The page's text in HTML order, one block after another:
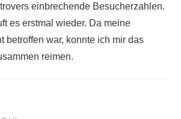
einbrechende Besucherzahlen.
es erstmal wieder. Da meine
betroffen war, konnte ich mir das
reimen.